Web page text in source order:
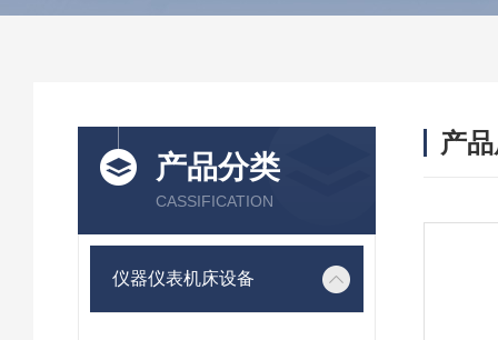
产品分类
CASSIFICATION
仪器仪表机床设备
产